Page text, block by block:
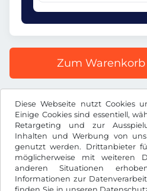
Diese Webseite nutzt Cookies
Einige Cookies sind essentiell,
Retargeting und zur
Inhalten und Werbung von
genutzt werden. Drittanbieter
möglicherweise mit weiteren
anderen Situationen
Informationen zur
Zum
Alle Preise inkl. gesetzlicher MwSt.
ZłPLN